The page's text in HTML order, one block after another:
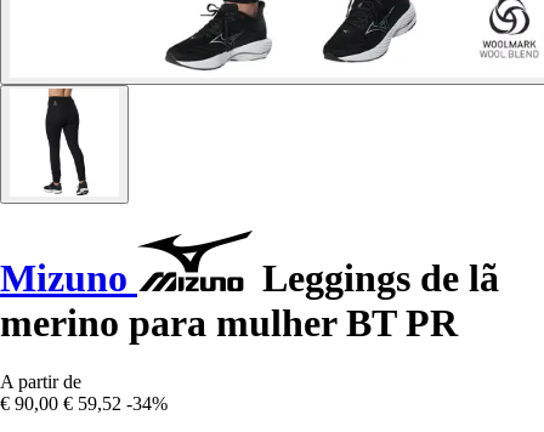
Mizuno
Leggings de lã
merino para mulher BT PR
A partir de
€ 90,00 € 59,52 -34%